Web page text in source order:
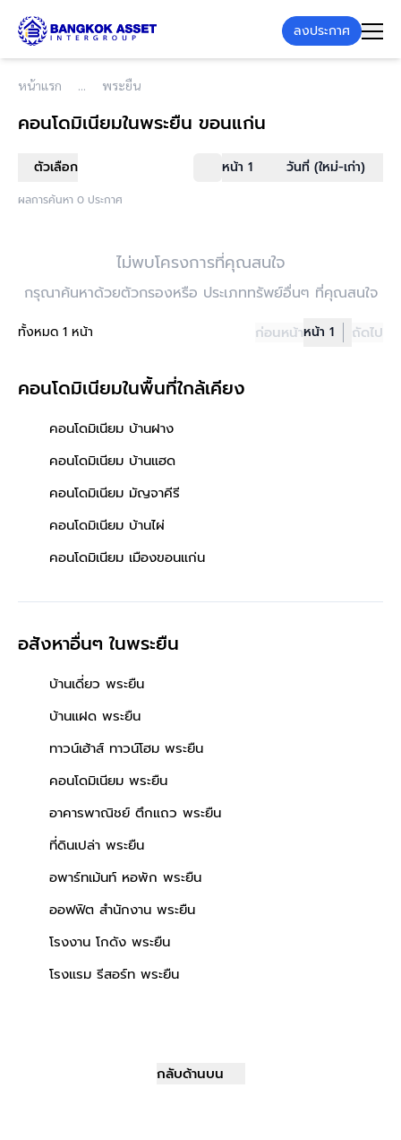
ลงประกาศ
หน้าแรก พระยืน
คอนโดมิเนียมในพระยืน ขอนแก่น
ตัวเลือก หน้า 1 วันที่ (ใหม่-เก่า)
ผลการค้นหา 0 ประกาศ
ไม่พบโครงการที่คุณสนใจ
กรุณาค้นหาด้วยตัวกรองหรือ ประเภททรัพย์อื่นๆ ที่คุณสนใจ
ทั้งหมด 1 หน้า ก่อนหน้าหน้า 1 ถัดไป
คอนโดมิเนียมในพื้นที่ใกล้เคียง
คอนโดมิเนียม บ้านฝาง
คอนโดมิเนียม บ้านแฮด
คอนโดมิเนียม มัญจาคีรี
คอนโดมิเนียม บ้านไผ่
คอนโดมิเนียม เมืองขอนแก่น
อสังหาอื่นๆในพระยืน
บ้านเดี่ยว พระยืน
บ้านแฝด พระยืน
ทาวน์เฮ้าส์ ทาวน์โฮม พระยืน
คอนโดมิเนียม พระยืน
อาคารพาณิชย์ ตึกแถว พระยืน
ที่ดินเปล่า พระยืน
อพาร์ทเม้นท์ หอพัก พระยืน
ออฟฟิต สำนักงาน พระยืน
โรงงาน โกดัง พระยืน
โรงแรม รีสอร์ท พระยืน
กลับด้านบน